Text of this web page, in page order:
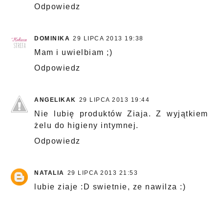
Odpowiedz
DOMINIKA 29 LIPCA 2013 19:38
Mam i uwielbiam ;)
Odpowiedz
ANGELIKAK 29 LIPCA 2013 19:44
Nie lubię produktów Ziaja. Z wyjątkiem
żelu do higieny intymnej.
Odpowiedz
NATALIA 29 LIPCA 2013 21:53
lubie ziaje :D swietnie, ze nawilza :)